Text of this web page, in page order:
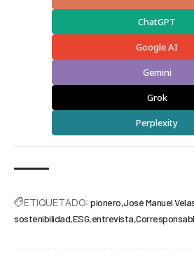
ChatGPT
Google AI
Gemini
Grok
Perplexity
ETIQUETADO: pionero José Manuel
sostenibilidad ESG entrevista